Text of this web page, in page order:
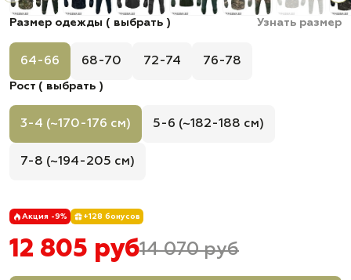
Размер одежды ( выбрать ) Узнать размер
64-66 68-70 72-74 76-78
Рост ( выбрать )
3-4 (~170-176 см) 5-6 (~182-188 см)
7-8 (~194-205 см)
Акция -9% +128 бонусов
12 805 руб14 070 руб